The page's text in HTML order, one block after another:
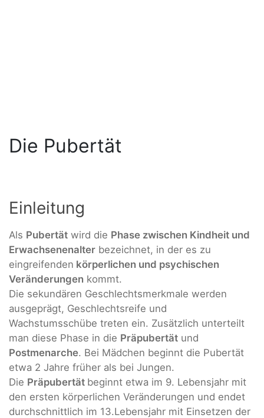
Die Pubertät
Einleitung
Als Pubertät wird die Phase zwischen Kindheit und
Erwachsenenalter bezeichnet, in der es zu
eingreifenden körperlichen und psychischen
Veränderungen kommt.
Die sekundären Geschlechtsmerkmale werden
ausgeprägt, Geschlechtsreife und
Wachstumsschübe treten ein. Zusätzlich unterteilt
man diese Phase in die Präpubertät und
Postmenarche. Bei Mädchen beginnt die Pubertät
etwa 2 Jahre früher als bei Jungen.
Die Präpubertät beginnt etwa im 9. Lebensjahr mit
den ersten körperlichen Veränderungen und endet
durchschnittlich im 13.Lebensjahr mit Einsetzen der